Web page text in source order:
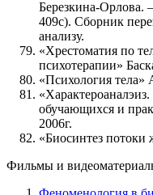
Березкина-
409с). Сборник
анализу.
«Хрестоматия по
психотерапии»
«Психология тела»
обучающихся и
2006г.
«Биосинтез потоки
Фильмы и